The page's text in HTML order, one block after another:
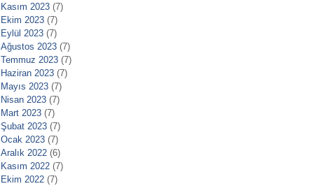
Kasım 2023 (7)
Ekim 2023 (7)
Eylül 2023 (7)
Ağustos 2023 (7)
Temmuz 2023 (7)
Haziran 2023 (7)
Mayıs 2023 (7)
Nisan 2023 (7)
Mart 2023 (7)
Şubat 2023 (7)
Ocak 2023 (7)
Aralık 2022 (6)
Kasım 2022 (7)
Ekim 2022 (7)